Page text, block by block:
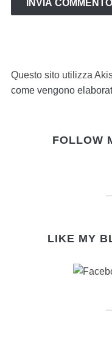
Questo sito utilizza
come vengono
FOLLOW
LIKE MY